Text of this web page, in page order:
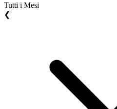
Tutti i Mesi
❮